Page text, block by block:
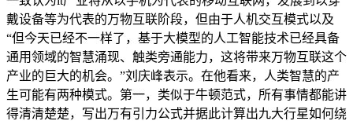
戴设备等为代表的万物互联阶段，但由于人机交互模式以及
“但今天已经不一样了，基于大模型的人工智能技术已经具备
通用领域的智慧涌现、触类旁通能力，这将带来万物互联这个
产业的巨大的机会。”刘庆峰表示。在他看来，人类智慧的产
生可能有两种模式。第一，类似于牛顿范式，所有事情都能讲
得清清楚楚，写出万有引力公式并据此计算出九大行星如何绕